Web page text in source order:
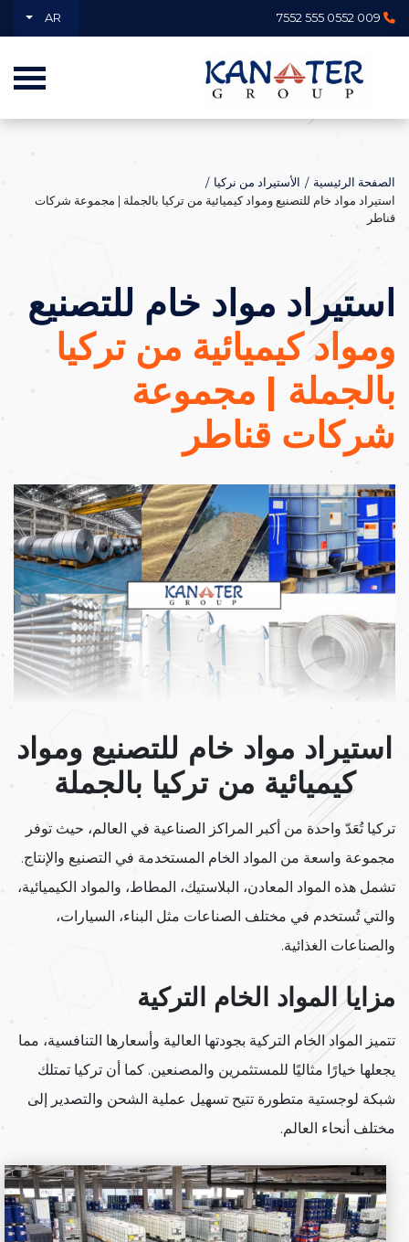
009 0552 555 7552
AR
الصفحة الرئيسية
الأستيراد من نركيا
استيراد مواد خام للتصنيع ومواد كيميائية من تركيا بالجملة | مجموعة شركات
قناطر
استيراد مواد خام للتصنيع
ومواد كيميائية من تركيا
بالجملة | مجموعة
شركات قناطر
استيراد مواد خام للتصنيع ومواد
كيميائية من تركيا بالجملة
تركيا تُعَدّ واحدة من أكبر المراكز الصناعية في العالم، حيث توفر
مجموعة واسعة من المواد الخام المستخدمة في التصنيع والإنتاج.
تشمل هذه المواد المعادن، البلاستيك، المطاط، والمواد الكيميائية،
والتي تُستخدم في مختلف الصناعات مثل البناء، السيارات،
والصناعات الغذائية.
مزايا المواد الخام التركية
تتميز المواد الخام التركية بجودتها العالية وأسعارها التنافسية، مما
يجعلها خيارًا مثاليًا للمستثمرين والمصنعين. كما أن تركيا تمتلك
شبكة لوجستية متطورة تتيح تسهيل عملية الشحن والتصدير إلى
مختلف أنحاء العالم.